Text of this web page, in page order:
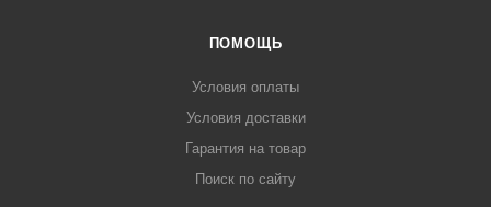
ПОМОЩЬ
Условия оплаты
Условия доставки
Гарантия на товар
Поиск по сайту